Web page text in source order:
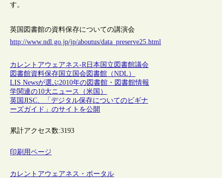
す。
英国図書館の資料保存についての講演会
http://www.ndl.go.jp/jp/aboutus/data_preserve25.html
カレントアウェアネス-R日本 国立図書館議会
図書館資料保存国立国会図書館（NDL）
LIS Newsが選ぶ2010年の図書館・図書館情報
学関連の10大ニュース（米国）
英国JISC、「デジタル保存についてのビギナ
ーズガイド」のサイトを公開
累計アクセス数:3193
印刷用ページ
カレントアウェアネス・ポータル